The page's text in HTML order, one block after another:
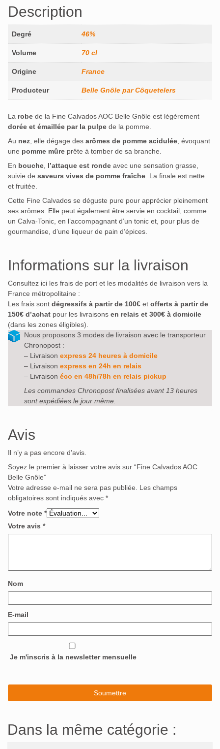
Description
Degré 46%
Volume 70 cl
Origine France
Producteur Belle Gnôle par Côquetelers
La robe de la Fine Calvados AOC Belle Gnôle est légèrement
dorée et émaillée par la pulpe de la pomme.
Au nez , elle dégage des arômes de pomme acidulée , évoquant
une pomme mûre prête à tomber de sa branche.
En bouche l’attaque est ronde avec une sensation grasse,
suivie de saveurs vives de pomme fraîche . La finale est nette
et fruitée.
Cette Fine Calvados se déguste pure pour apprécier pleinement
ses arômes. Elle peut également être servie en cocktail, comme
un Calva-Tonic, en l’accompagnant d’un tonic et, pour plus de
gourmandise, d’une liqueur de pain d’épices.
Informations sur la livraison
Consultez ici les frais de port et les modalités de livraison vers la
France métropolitaine :
Les frais sont dégressifs à partir de 100€ et offerts à partir de
150€ d’achat pour les livraisons en relais et 300€ à domicile
(dans les zones éligibles).
Nous proposons 3 modes de livraison avec le transporteur
Chronopost :
– Livraison express 24 heures à domicile
– Livraison express en 24h en relais
– Livraison éco en 48h/78h en relais pickup
Les commandes Chronopost finalisées avant 13 heures
sont expédiées le jour même.
Avis
Il n’y a pas encore d’avis.
Soyez le premier à laisser votre avis sur “Fine Calvados AOC
Belle Gnôle”
Votre adresse e-mail ne sera pas publiée.
Les champs
obligatoires sont indiqués avec *
Votre note *
Votre avis *
Nom
E-mail
Je m'inscris à la newsletter mensuelle
Dans la même catégorie :